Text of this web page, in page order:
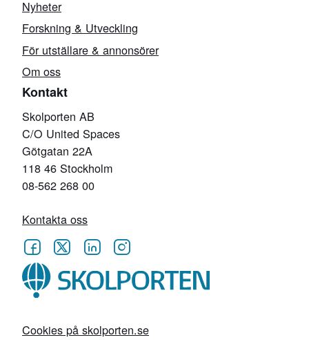
Cookies på skolporten.se
Nyheter
Forskning & Utveckling
För utställare & annonsörer
Om oss
Kontakt
Skolporten AB
C/O United Spaces
Götgatan 22A
118 46 Stockholm
08-562 268 00
Kontakta oss